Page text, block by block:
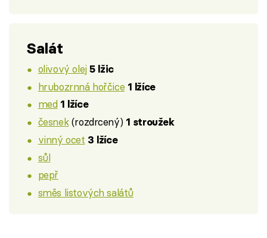
Salát
olivový olej 5 lžic
hrubozrnná hořčice 1 lžíce
med 1 lžíce
česnek(rozdrcený) 1 stroužek
vinný ocet 3 lžíce
sůl
pepř
směs listových salátů